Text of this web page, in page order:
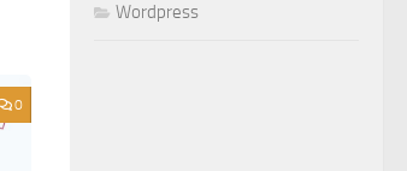
0
Wordpress